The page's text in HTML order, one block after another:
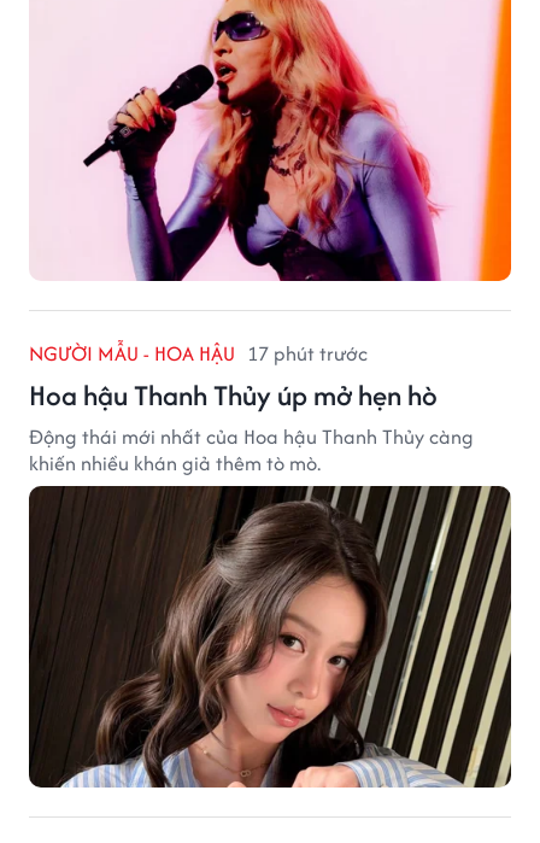
NGƯỜI MẪU - HOA HẬU 17 phút trước
Hoa hậu Thanh Thủy úp mở hẹn hò
Động thái mới nhất của Hoa hậu Thanh Thủy càng
khiến nhiều khán giả thêm tò mò.